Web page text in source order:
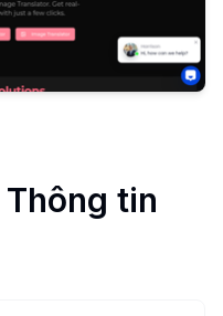
Thông tin